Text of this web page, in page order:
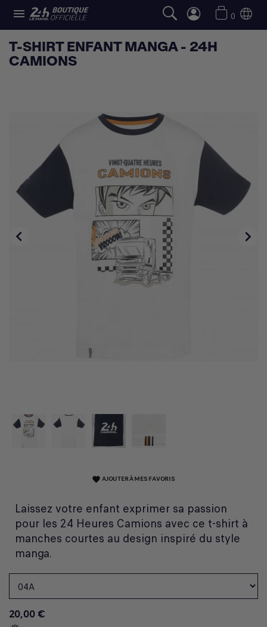
 0
T-SHIRT ENFANT MANGA - 24H
CAMIONS
 
favorite AJOUTER À MES FAVORIS
Laissez votre enfant exprimer sa passion
pour les 24 Heures Camions avec ce t-shirt à
manches courtes au design inspiré du style
manga.
20,00 €